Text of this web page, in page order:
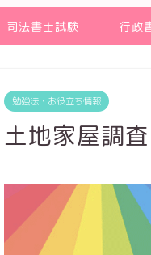
司法書士試験 行政
勉強法・お役立ち情報
土地家屋調